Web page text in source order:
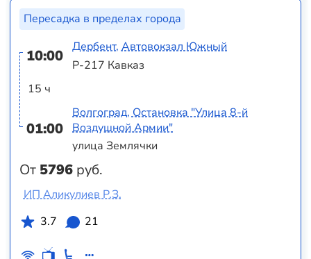
Пересадка в пределах города
10:00
15 ч
01:00
От 5796 руб.
Дербент, Автовокзал Южный
Р-217 Кавказ
Волгоград, Остановка "Улица 8-й
Воздушной Армии"
улица Землячки
ИП Аликулиев Р.З.
3.7
21